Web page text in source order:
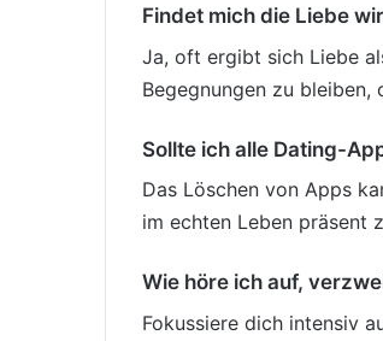
Findet mich die Liebe
Ja, oft ergibt sich Liebe
Begegnungen zu bleiben,
Sollte ich alle Dating-
Das Löschen von Apps
im echten Leben präsent
Wie höre ich auf,
Fokussiere dich intensiv